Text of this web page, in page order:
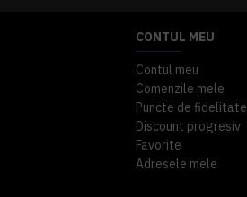
CONTUL MEU
Contul meu
Comenzile mele
Puncte de fidelitate
Discount progresiv
Favorite
Adresele mele